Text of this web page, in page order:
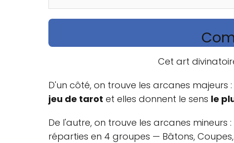
Cet art
D'un côté, on trouve les arcanes majeurs :
jeu de tarot et elles donnent le sens le
De l'autre, on trouve les arcanes mineurs :
réparties en 4 groupes — Bâtons,